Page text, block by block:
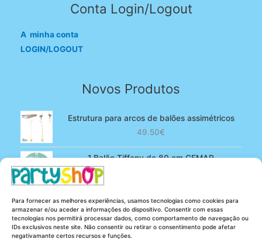
Para fornecer as melhores experiências, usamos tecnologias como cookies para
armazenar e/ou aceder a informações do dispositivo. Consentir com essas
tecnologias nos permitirá processar dados, como comportamento de navegação ou
IDs exclusivos neste site. Não consentir ou retirar o consentimento pode afetar
negativamante certos recursos e funções.
Conta Login/Logout
A minha conta
LOGIN/LOGOUT
Novos Produtos
Estrutura para arcos de balões assimétricos
49.50€
1 Balão Tiffany de 80 cm GEMAR
era:
4.90€.
é:
3.80€.
100 Balões Rosa bebé de 13 cm GEMAR -
Powder pink
5.25€ O4.20€O